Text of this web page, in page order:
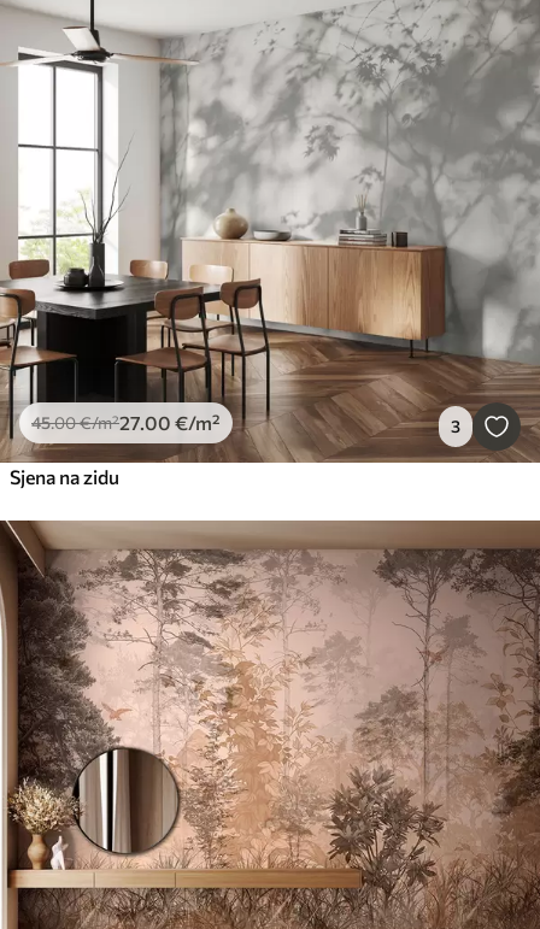
45.00€/m²27.00 €/m² 3
Sjena na zidu